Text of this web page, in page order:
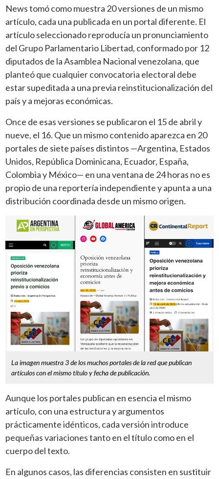
News tomó como muestra 20 versiones de un mismo
artículo, cada una publicada en un portal diferente. El
artículo seleccionado reproducía un pronunciamiento
del Grupo Parlamentario Libertad, conformado por 12
diputados de la Asamblea Nacional venezolana, que
planteó que cualquier convocatoria electoral debe
estar supeditada a una previa reinstitucionalización del
país y a mejoras económicas.
Once de esas versiones se publicaron el 15 de abril y
nueve, el 16. Que un mismo contenido aparezca en 20
portales de siete países distintos —Argentina, Estados
Unidos, República Dominicana, Ecuador, España,
Colombia y México— en una ventana de 24 horas no es
propio de una reportería independiente y apunta a una
distribución coordinada desde un mismo origen.
La imagen muestra 3 de los muchos portales de la red que publican
artículos con el mismo título y fecha de publicación.
Aunque los portales publican en esencia el mismo
artículo, con una estructura y argumentos
prácticamente idénticos, cada versión introduce
pequeñas variaciones tanto en el título como en el
cuerpo del texto.
En algunos casos, las diferencias consisten en sustituir